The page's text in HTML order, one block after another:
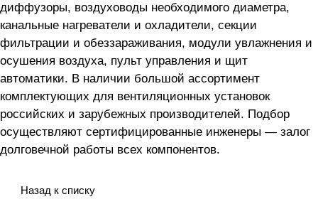
диффузоры, воздуховоды необходимого диаметра,
канальные нагреватели и охладители, секции
фильтрации и обеззараживания, модули увлажнения и
осушения воздуха, пульт управления и щит
автоматики. В наличии большой ассортимент
комплектующих для вентиляционных установок
российских и зарубежных производителей. Подбор
осуществляют сертифицированные инженеры — залог
долговечной работы всех компонентов.
Назад к списку